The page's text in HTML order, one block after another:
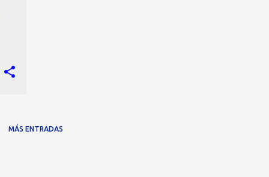
MÁS ENTRADAS